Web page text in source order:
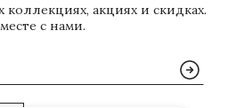
коллекциях, акциях и скидках.
с нами.